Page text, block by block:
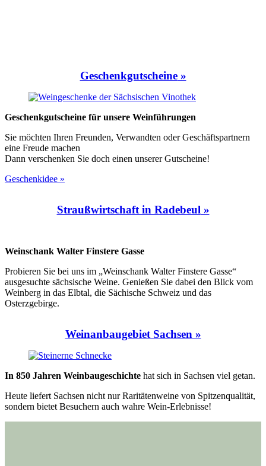
Geschenkgutscheine»
Geschenkgutscheine für unsere Weinführungen
Sie möchten Ihren Freunden, Verwandten oder Geschäftspartnern
eine Freude machen
Dann verschenken Sie doch einen unserer Gutscheine!
Geschenkidee »
Straußwirtschaft in Radebeul »
Weinschank Walter Finstere Gasse
Probieren Sie bei uns im „Weinschank Walter Finstere Gasse“
ausgesuchte sächsische Weine. Genießen Sie dabei den Blick vom
Weinberg in das Elbtal, die Sächische Schweiz und das
Osterzgebirge.
Weinanbaugebiet Sachsen »
In 850 Jahren Weinbaugeschichte hat sich in Sachsen viel getan.
Heute liefert Sachsen nicht nur Raritätenweine von Spitzenqualität,
sondern bietet Besuchern auch wahre Wein-Erlebnisse!